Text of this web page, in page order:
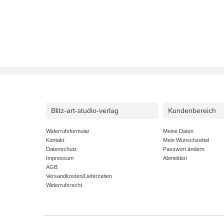
Blitz-art-studio-verlag
Widerrufsformular
Kontakt
Datenschutz
Impressum
AGB
Versandkosten/Lieferzeiten
Widerrufsrecht
Kundenbereich
Meine Daten
Mein Wunschzettel
Passwort ändern
Abmelden